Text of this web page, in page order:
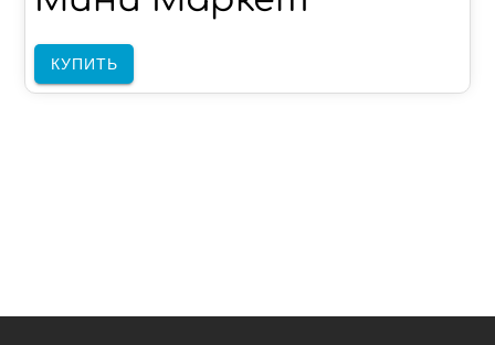
КУПИТЬ